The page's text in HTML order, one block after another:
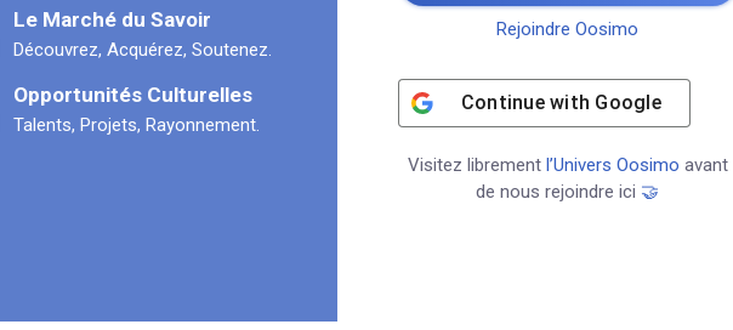
Le Marché du Savoir
Découvrez, Acquérez, Soutenez.
Opportunités Culturelles
Talents, Projets, Rayonnement.
Rejoindre Oosimo
Continue with Google
Visitez librement l’Univers Oosimo avant
de nous rejoindre ici 🤝